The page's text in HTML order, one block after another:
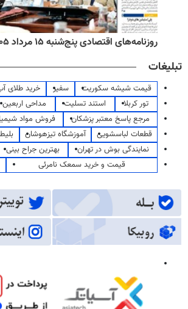
روزنامه‌های اقتصادی پنج‌شنبه ۱۵ مرداد ۱۴۰۵
تبلیغات
قیمت شیشه سکوریت سفیر خرید طلای
تور کربلا
استند تسلیت مداحی اربعین
مرجع پاسخ معتبر پزشکان
فروش مواد
قطعات لباسشویی
آموزشگاه تیزهوشان
نمایندگی بوش در تهران
بهترین جراح بینی
قیمت و خرید سمعک نامرئی